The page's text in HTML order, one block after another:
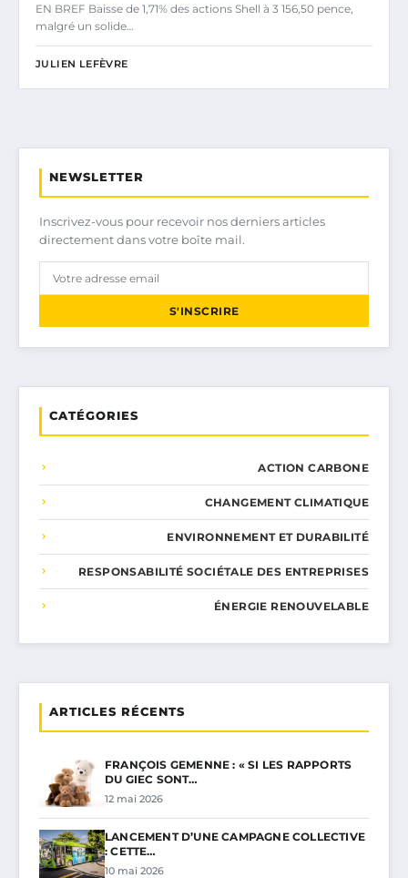
EN BREF Baisse de 1,71% des actions Shell à 3 156,50 pence,
malgré un solide…
JULIEN LEFÈVRE
NEWSLETTER
Inscrivez-vous pour recevoir nos derniers articles
directement dans votre boîte mail.
S'INSCRIRE
CATÉGORIES
ACTION CARBONE
CHANGEMENT CLIMATIQUE
ENVIRONNEMENT ET DURABILITÉ
RESPONSABILITÉ SOCIÉTALE DES ENTREPRISES
ÉNERGIE RENOUVELABLE
ARTICLES RÉCENTS
FRANÇOIS GEMENNE : « SI LES RAPPORTS
DU GIEC SONT…
12 mai 2026
LANCEMENT D’UNE CAMPAGNE COLLECTIVE
: CETTE…
10 mai 2026